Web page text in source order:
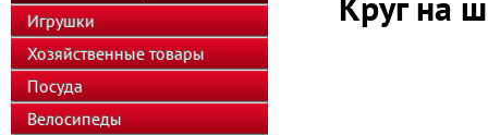
Игрушки
Хозяйственные товары
Посуда
Велосипеды